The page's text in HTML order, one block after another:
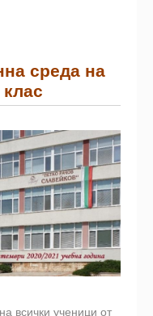
среда на
всички ученици от